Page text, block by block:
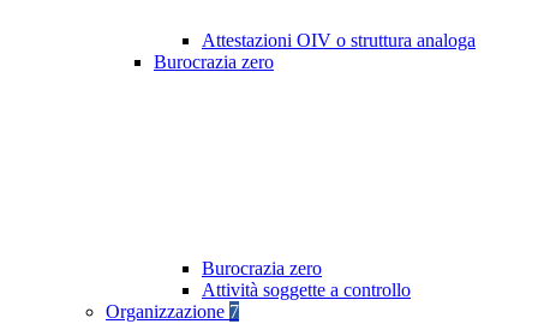
Attestazioni OIV o struttura analoga
Burocrazia zero
Burocrazia zero
Attività soggette a controllo
Organizzazione 7